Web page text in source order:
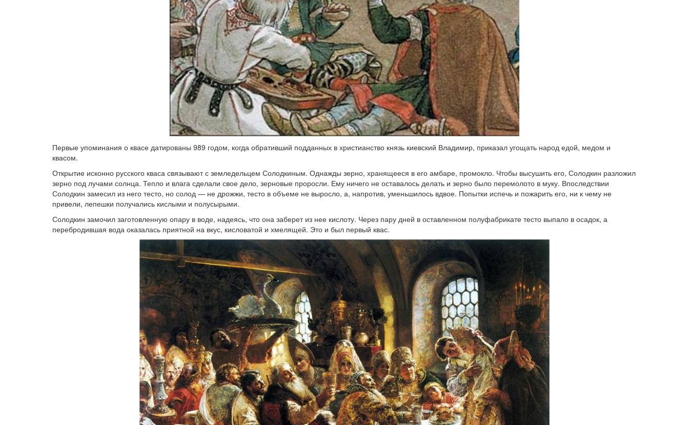
Первые упоминания о квасе датированы 989 годом, когда обративший подданных в христианство князь киевский Владимир, приказал угощать народ едой, медом и
квасом.
Открытие исконно русского кваса связывают с земледельцем Солодкиным. Однажды зерно, хранящееся в его амбаре, промокло. Чтобы высушить его, Солодкин разложил
зерно под лучами солнца. Тепло и влага сделали свое дело, зерновые проросли. Ему ничего не оставалось делать и зерно было перемолото в муку. Впоследствии
Солодкин замесил из него тесто, но солод — не дрожжи, тесто в объеме не выросло, а, напротив, уменьшилось вдвое. Попытки испечь и пожарить его, ни к чему не
привели, лепешки получались кислыми и полусырыми.
Солодкин замочил заготовленную опару в воде, надеясь, что она заберет из нее кислоту. Через пару дней в оставленном полуфабрикате тесто выпало в осадок, а
перебродившая вода оказалась приятной на вкус, кисловатой и хмелящей. Это и был первый квас.